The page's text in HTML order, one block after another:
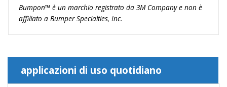
Bumpon™ è un marchio registrato da 3M Company e non è
affiliato a Bumper Specialties, Inc.
applicazioni di uso quotidiano